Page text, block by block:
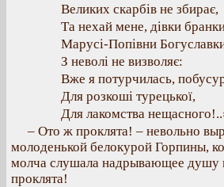
Великих скарбів не збирає,
Та нехай мене, дівки
Марусі-Попівни
З неволі не визволяє:
Вже я потурчилась,
Для розкоші турецької,
Для лакомства
– Ото ж проклята! – невольно
молоденькой белокурой Горпины,
молча слушала надрывающее душу
проклята!